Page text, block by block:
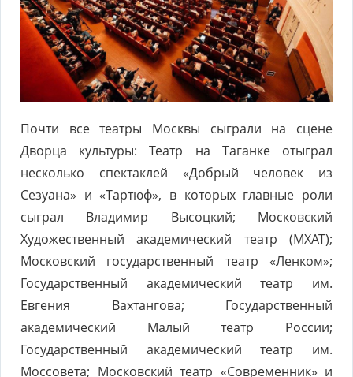
Почти все театры Москвы сыграли на сцене
Дворца культуры: Театр на Таганке отыграл
несколько спектаклей «Добрый человек из
Сезуана» и «Тартюф», в которых главные роли
сыграл Владимир Высоцкий; Московский
Художественный академический театр (МХАТ);
Московский государственный театр «Ленком»;
Государственный академический театр им.
Евгения Вахтангова; Государственный
академический Малый театр России;
Государственный академический театр им.
Моссовета; Московский театр «Современник» и